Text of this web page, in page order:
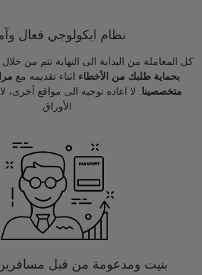
نظام ايكولوجي فعال
كل المعاملة من البداية الى النهاية تتم من خلال
بحماية طلبك من الأخطاء اثناء تقديمه مع
متخصصينا . لا اعاده توجيه الى مواقع أخرى،
الأوراق
بنيت ومدعومة من قبل